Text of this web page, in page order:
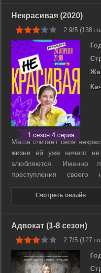
Некрасивая (2020)
2.9/5 (138
1 сезон 4 серия
Маша считает себя
жизни ей уже ничего
влюбляются. Именно
преступления своего
пешехода, она решается
ему избежать
жениться. Но события
Адвокат (1-8 сезон)
2.7/5 (127